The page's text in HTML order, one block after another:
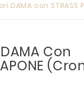
DAMA con STRASS
Con